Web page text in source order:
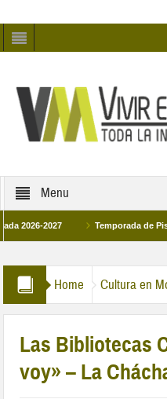
Menu
2027 Temporada de Piscinas
Home Cultura en
Las Bibliotecas
voy» – La